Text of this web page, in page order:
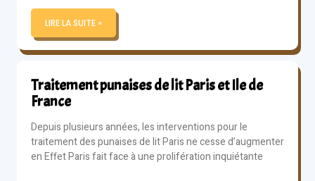
LIRE LA SUITE »
Traitement punaises de lit Paris et Ile de
France
Depuis plusieurs années, les interventions pour le
traitement des punaises de lit Paris ne cesse d’augmenter
en Effet Paris fait face à une prolifération inquiétante